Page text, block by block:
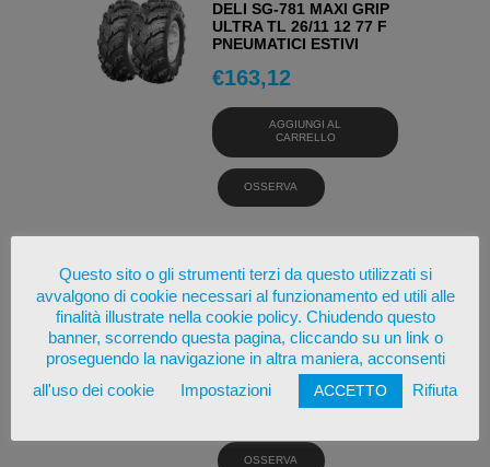
DELI SG-781 MAXI GRIP
ULTRA TL 26/11 12 77 F
PNEUMATICI ESTIVI
€163,12
AGGIUNGI AL
CARRELLO
OSSERVA
SHINKO SR777 HD WW
WW / 77 H PNEUMATICI
ESTIVI
€139,31
AGGIUNGI AL
CARRELLO
OSSERVA
Questo sito o gli strumenti terzi da questo utilizzati si
avvalgono di cookie necessari al funzionamento ed utili alle
finalità illustrate nella cookie policy. Chiudendo questo
banner, scorrendo questa pagina, cliccando su un link o
proseguendo la navigazione in altra maniera, acconsenti
all'uso dei cookie
Impostazioni ACCETTO Rifiuta